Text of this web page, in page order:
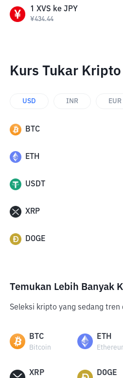
1 XVS ke JPY
¥434.44
Kurs Tukar
USD INR EUR
BTC
ETH
USDT
XRP
DOGE
Temukan Lebih Banyak
Seleksi kripto yang sedang
BTC
Bitcoin
ETH
XRP DOGE